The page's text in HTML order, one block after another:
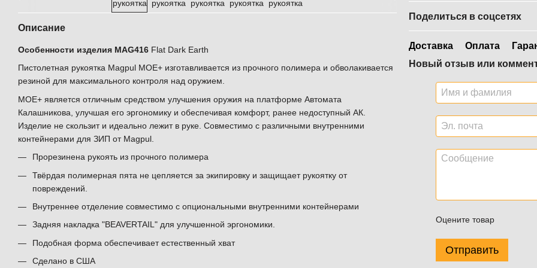
Описание
Особенности изделия MAG416 Flat Dark Earth
Пистолетная рукоятка Magpul MOE+ изготавливается из прочного полимера и обволакивается
резиной для максимального контроля над оружием.
MOE+ является отличным средством улучшения оружия на платформе Автомата
Калашникова, улучшая его эргономику и обеспечивая комфорт, ранее недоступный АК.
Изделие не скользит и идеально лежит в руке. Совместимо с различными внутренними
контейнерами для ЗИП от Magpul.
Прорезинена рукоять из прочного полимера
Твёрдая полимерная пята не цепляется за экипировку и защищает рукоятку от
повреждений.
Внутреннее отделение совместимо с опциональными внутренними контейнерами
Задняя накладка "BEAVERTAIL" для улучшенной эргономики.
Подобная форма обеспечивает естественный хват
Сделано в США
Поделиться в соцсетях
Доставка Оплата
Новый отзыв или
Оцените товар
Отправить